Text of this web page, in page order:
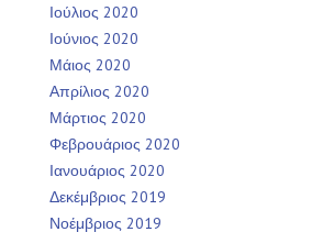
Ιούλιος 2020
Ιούνιος 2020
Μάιος 2020
Απρίλιος 2020
Μάρτιος 2020
Φεβρουάριος 2020
Ιανουάριος 2020
Δεκέμβριος 2019
Νοέμβριος 2019